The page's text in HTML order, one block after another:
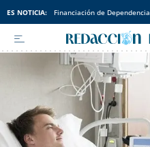
ES NOTICIA: Financiación de Dependencia